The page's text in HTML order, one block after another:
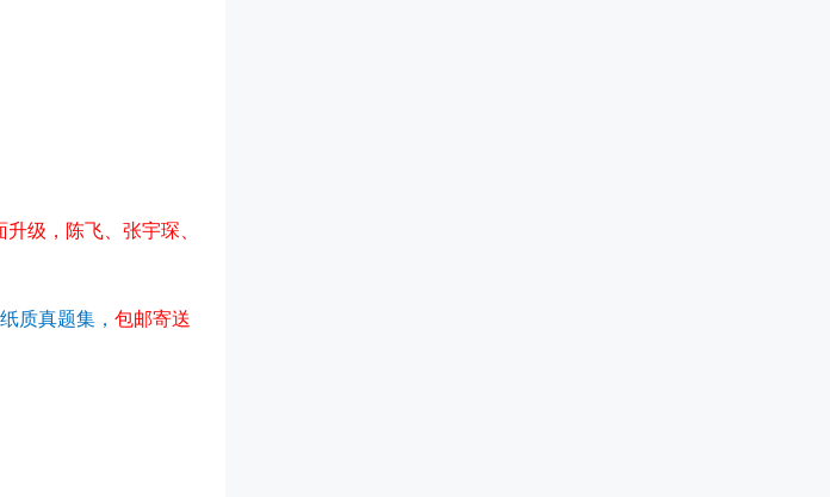
级，陈飞、张宇琛、
质真题集， 包邮寄送